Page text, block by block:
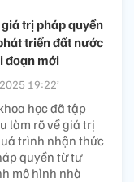
trị pháp quyền
triển đất nước
đoạn mới
19:22’
học đã tập
làm rõ về giá trị
trình nhận thức
quyền từ tư
mô hình nhà